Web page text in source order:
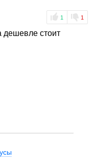
1 1
дешевле стоит